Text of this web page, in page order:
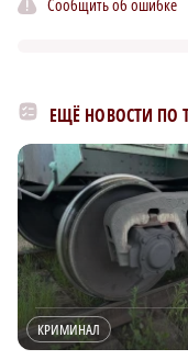
Сообщить об ошибке
ЕЩЁ НОВОСТИ ПО
КРИМИНАЛ